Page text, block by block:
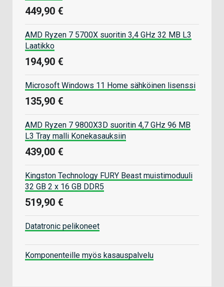
449,90 €
AMD Ryzen 7 5700X suoritin 3,4 GHz 32 MB L3
Laatikko
194,90 €
Microsoft Windows 11 Home sähköinen lisenssi
135,90 €
AMD Ryzen 7 9800X3D suoritin 4,7 GHz 96 MB
L3 Tray malli Konekasauksiin
439,00 €
Kingston Technology FURY Beast muistimoduuli
32 GB 2 x 16 GB DDR5
519,90 €
Datatronic pelikoneet
Komponenteille myös kasauspalvelu